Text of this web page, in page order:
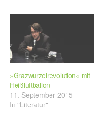
»Grazwurzelrevolution« mit
Heißluftballon
11. September 2015
In "Literatur"